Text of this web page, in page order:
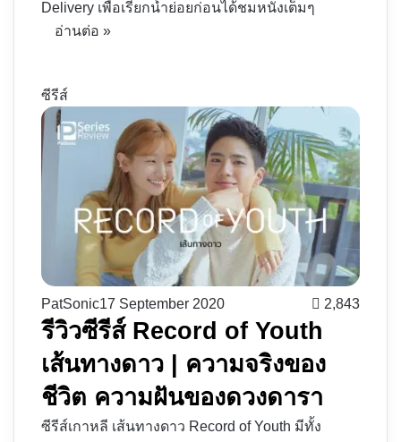
Delivery เพื่อเรียกน้ำย่อยก่อนได้ชมหนังเต็มๆ
อ่านต่อ »
ซีรีส์
PatSonic17 September 2020 2,843
รีวิวซีรีส์ Record of Youth
เส้นทางดาว | ความจริงของ
ชีวิต ความฝันของดวงดารา
ซีรีส์เกาหลี เส้นทางดาว Record of Youth มีทั้ง